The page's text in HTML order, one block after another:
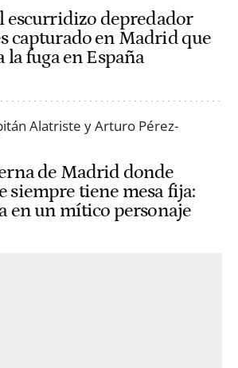
escurridizo depredador
capturado en Madrid que
la fuga en España
de Madrid donde
siempre tiene mesa fija:
en un mítico personaje